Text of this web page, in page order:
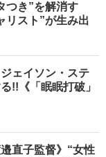
つき”を解消す
リスト”が生み出
ェイソン・ステ
!!《「眠眠打破」
直子監督》“女性